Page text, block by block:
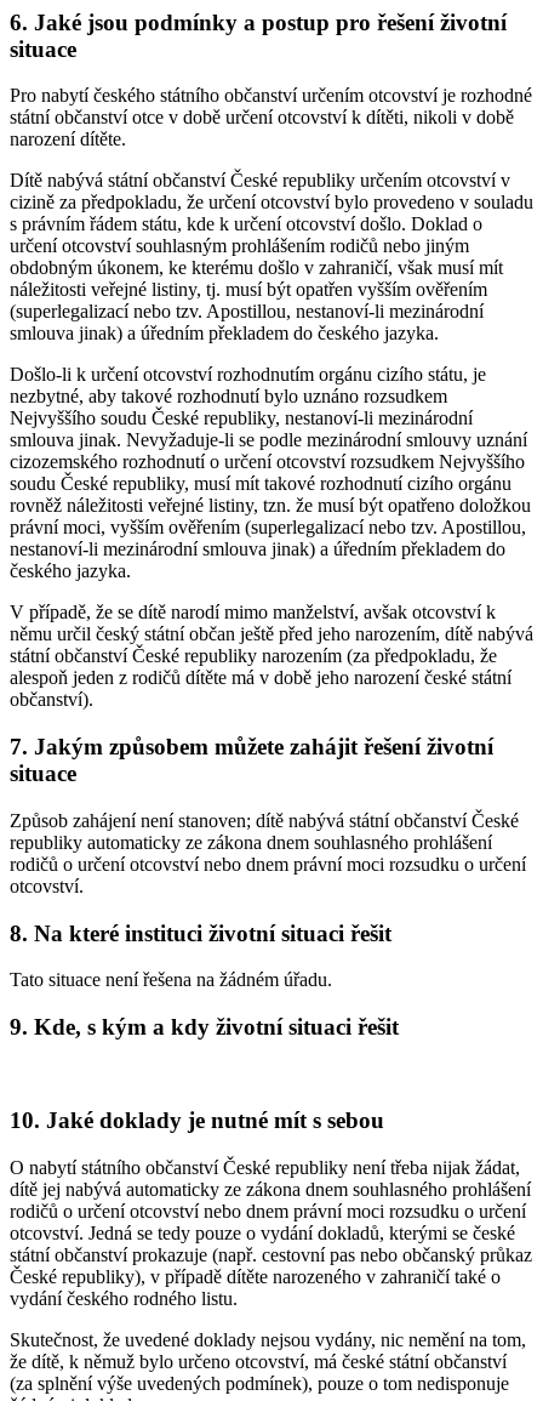
6. Jaké jsou podmínky a postup pro řešení životní
situace
Pro nabytí českého státního občanství určením otcovství je rozhodné
státní občanství otce v době určení otcovství k dítěti, nikoli v době
narození dítěte.
Dítě nabývá státní občanství České republiky určením otcovství v
cizině za předpokladu, že určení otcovství bylo provedeno v souladu
s právním řádem státu, kde k určení otcovství došlo. Doklad o
určení otcovství souhlasným prohlášením rodičů nebo jiným
obdobným úkonem, ke kterému došlo v zahraničí, však musí mít
náležitosti veřejné listiny, tj. musí být opatřen vyšším ověřením
(superlegalizací nebo tzv. Apostillou, nestanoví-li mezinárodní
smlouva jinak) a úředním překladem do českého jazyka.
Došlo-li k určení otcovství rozhodnutím orgánu cizího státu, je
nezbytné, aby takové rozhodnutí bylo uznáno rozsudkem
Nejvyššího soudu České republiky, nestanoví-li mezinárodní
smlouva jinak. Nevyžaduje-li se podle mezinárodní smlouvy uznání
cizozemského rozhodnutí o určení otcovství rozsudkem Nejvyššího
soudu České republiky, musí mít takové rozhodnutí cizího orgánu
rovněž náležitosti veřejné listiny, tzn. že musí být opatřeno doložkou
právní moci, vyšším ověřením (superlegalizací nebo tzv. Apostillou,
nestanoví-li mezinárodní smlouva jinak) a úředním překladem do
českého jazyka.
V případě, že se dítě narodí mimo manželství, avšak otcovství k
němu určil český státní občan ještě před jeho narozením, dítě nabývá
státní občanství České republiky narozením (za předpokladu, že
alespoň jeden z rodičů dítěte má v době jeho narození české státní
občanství).
7. Jakým způsobem můžete zahájit řešení životní
situace
Způsob zahájení není stanoven; dítě nabývá státní občanství České
republiky automaticky ze zákona dnem souhlasného prohlášení
rodičů o určení otcovství nebo dnem právní moci rozsudku o určení
otcovství.
8. Na které instituci životní situaci řešit
Tato situace není řešena na žádném úřadu.
9. Kde, s kým a kdy životní situaci řešit
10. Jaké doklady je nutné mít s sebou
O nabytí státního občanství České republiky není třeba nijak žádat,
dítě jej nabývá automaticky ze zákona dnem souhlasného prohlášení
rodičů o určení otcovství nebo dnem právní moci rozsudku o určení
otcovství. Jedná se tedy pouze o vydání dokladů, kterými se české
státní občanství prokazuje (např. cestovní pas nebo občanský průkaz
České republiky), v případě dítěte narozeného v zahraničí také o
vydání českého rodného listu.
Skutečnost, že uvedené doklady nejsou vydány, nic nemění na tom,
že dítě, k němuž bylo určeno otcovství, má české státní občanství
(za splnění výše uvedených podmínek), pouze o tom nedisponuje